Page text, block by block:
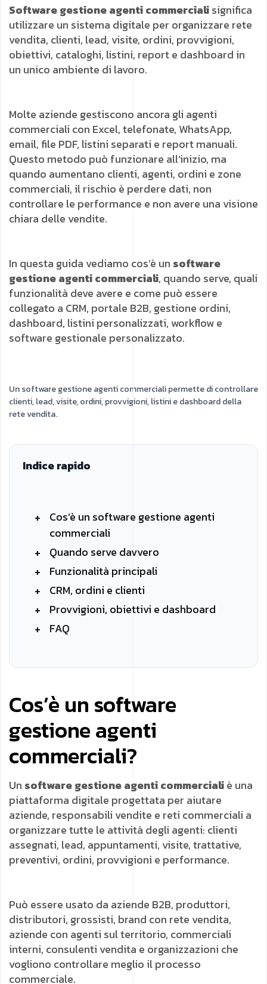
Software gestione agenti commercialisignifica
utilizzare un sistema digitale per organizzare rete
vendita, clienti, lead, visite, ordini, provvigioni,
obiettivi, cataloghi, listini, report e dashboard in
un unico ambiente di lavoro.
Molte aziende gestiscono ancora gli agenti
commerciali con Excel, telefonate, WhatsApp,
email, file PDF, listini separati e report manuali.
Questo metodo può funzionare all’inizio, ma
quando aumentano clienti, agenti, ordini e zone
commerciali, il rischio è perdere dati, non
controllare le performance e non avere una visione
chiara delle vendite.
In questa guida vediamo cos’è un software
gestione agenti commerciali, quando serve, quali
funzionalità deve avere e come può essere
collegato a CRM, portale B2B, gestione ordini,
dashboard, listini personalizzati, workflow e
software gestionale personalizzato.
Un software gestione agenti commerciali permette di controllare
clienti, lead, visite, ordini, provvigioni, listini e dashboard della
rete vendita.
Indice rapido
Cos’è un software gestione agenti
commerciali
Quando serve davvero
Funzionalità principali
CRM, ordini e clienti
Provvigioni, obiettivi e dashboard
FAQ
Cos’è un software
gestione agenti
commerciali?
Un software gestione agenti commercialiè una
piattaforma digitale progettata per aiutare
aziende, responsabili vendite e reti commerciali a
organizzare tutte le attività degli agenti: clienti
assegnati, lead, appuntamenti, visite, trattative,
preventivi, ordini, provvigioni e performance.
Può essere usato da aziende B2B, produttori,
distributori, grossisti, brand con rete vendita,
aziende con agenti sul territorio, commerciali
interni, consulenti vendita e organizzazioni che
vogliono controllare meglio il processo
commerciale.